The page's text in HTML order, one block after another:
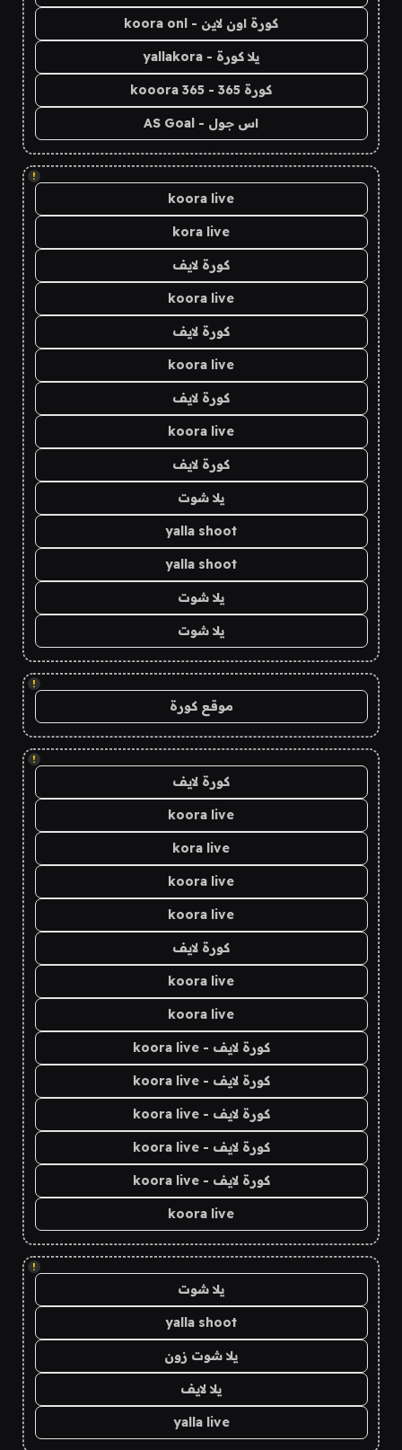
كورة اون لاين - koora onl
يلا كورة - yallakora
كورة 365 - kooora 365
اس جول - AS Goal
!
koora live
kora live
كورة لايف
koora live
كورة لايف
koora live
كورة لايف
koora live
كورة لايف
يلا شوت
yalla shoot
yalla shoot
يلا شوت
يلا شوت
!
موقع كورة
!
كورة لايف
koora live
kora live
koora live
koora live
كورة لايف
koora live
koora live
كورة لايف - koora live
كورة لايف - koora live
كورة لايف - koora live
كورة لايف - koora live
كورة لايف - koora live
koora live
!
يلا شوت
yalla shoot
يلا شوت زون
يلا لايف
yalla live